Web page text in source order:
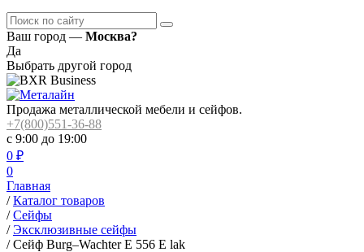
Ваш город — Москва?
Да
Выбрать другой город
Продажа металлической мебели и сейфов.
+7(800)551-36-88
с 9:00 до 19:00
0 ₽
0
Главная
/ Каталог товаров
/ Сейфы
/ Эксклюзивные сейфы
/ Сейф Burg–Wachter E 556 E lak